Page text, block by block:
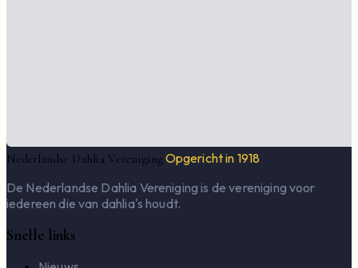
Nederlandse Dahlia VerenigingOpgericht in 1918
De Nederlandse Dahlia Vereniging is de vereniging voor
iedereen die van dahlia's houdt.
Snelle links